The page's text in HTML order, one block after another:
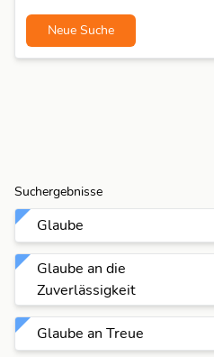
Neue Suche
Suchergebnisse
Glaube
Glaube an die
Zuverlässigkeit
Glaube an Treue